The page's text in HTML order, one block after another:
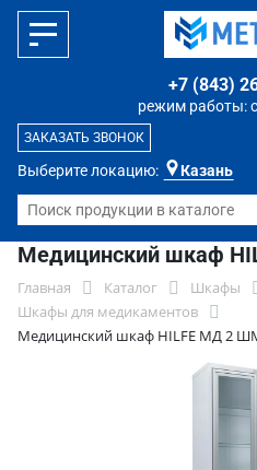
Выберите локацию: Казань
режим работы:
+7 (843)
ЗАКАЗАТЬ ЗВОНОК
Медицинский шкаф
Главная Каталог Шкафы
Шкафы для медикаментов
Медицинский шкаф HILFE МД 2